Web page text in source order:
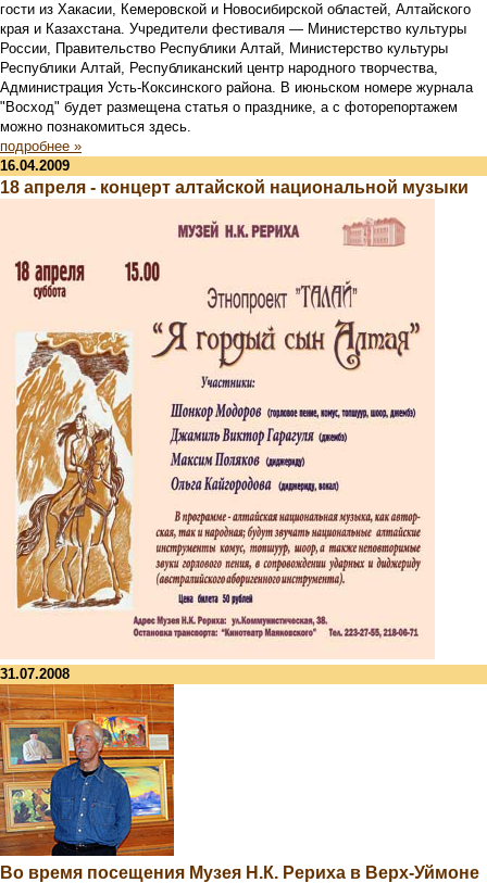
гости из Хакасии, Кемеровской и Новосибирской областей, Алтайского
края и Казахстана. Учредители фестиваля — Министерство культуры
России, Правительство Республики Алтай, Министерство культуры
Республики Алтай, Республиканский центр народного творчества,
Администрация Усть-Коксинского района. В июньском номере журнала
"Восход" будет размещена статья о празднике, а с фоторепортажем
можно познакомиться здесь.
подробнее »
16.04.2009
18 апреля - концерт алтайской национальной музыки
31.07.2008
Во время посещения Музея Н.К. Рериха в Верх-Уймоне